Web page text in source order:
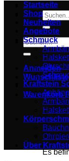
Suchen
nach:
Suchen
nach:
Anmelden
Wunschliste
Warenkorb /
Es
Startseite
Shop
Neuheiten
Angebote
Schmuck
Kraftstein
Über